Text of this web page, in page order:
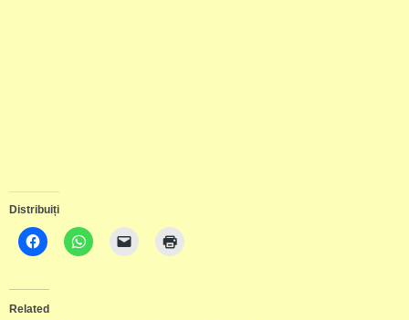
Distribuiți
Related